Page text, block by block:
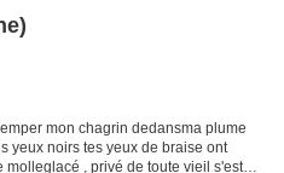
mon chagrin dedansma plume
yeux noirs tes yeux de braise ont
, privé de toute vieil s'est